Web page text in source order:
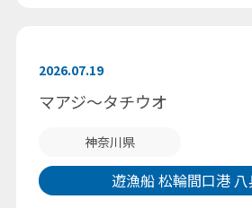
2026.07.19
マアジ～タチウオ
神奈川県
遊漁船 松輪間口港